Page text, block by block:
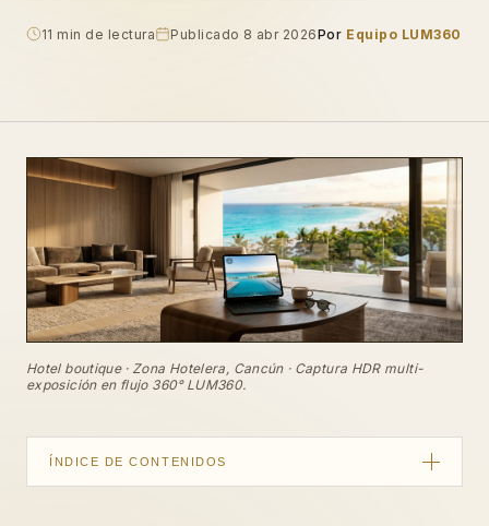
11 min de lectura Publicado 8 abr 2026Por Equipo LUM360
Hotel boutique · Zona Hotelera, Cancún · Captura HDR multi-
exposición en flujo 360° LUM360.
ÍNDICE DE CONTENIDOS